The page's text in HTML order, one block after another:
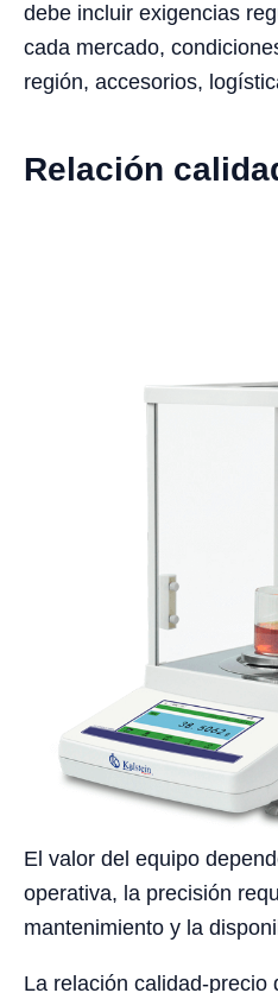
debe incluir exigencias
cada mercado,
región, accesorios,
Relación
El valor del equipo
operativa, la precisión
mantenimiento y la
La relación calidad-precio